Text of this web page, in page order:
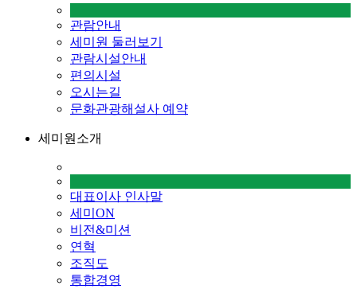
관람안내
세미원 둘러보기
관람시설안내
편의시설
오시는길
문화관광해설사 예약
세미원소개
대표이사 인사말
세미ON
비전&미션
연혁
조직도
통합경영